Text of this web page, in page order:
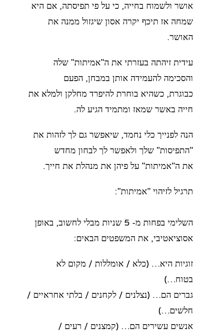
אושר ולשמוח בחייה, כי על פי תפיסתה, אם היא
שמחה אז תיכף יקרה אסון שיגזול ממנה את
האושר.
עידית זיהתה בעזרתי את ה"אמיתות" שלה
והסכימה להעמידה אותן במבחן, הפעם
כבוגרת, כשהיא בוחרת להיפרד מחלקן ולמלא את
חייה באשר שמאז ומתמיד הגיע לה.
הנה לפנייך כלי נחמד, שיאפשר גם לך לזהות את
"התפיסות" שלך ולאפשר לך לבחון מחדש
את ה"אמיתות" על פיהן את מנהלת את חייך.
תרגיל לזיהוי "אמיתות":
השלימי בפחות מ- 5 שניות מבלי לחשוב, באופן
אסוציאטיבי, את המשפטים הבאים:
זוגיות היא… (כלא / אומללות / מקום לא
בטוח…)
גברים הם… (נצלנים / לקחנים / בלתי אחראיים /
חלשים…)
אנשים עשירים הם… (קמצנים / רעים /